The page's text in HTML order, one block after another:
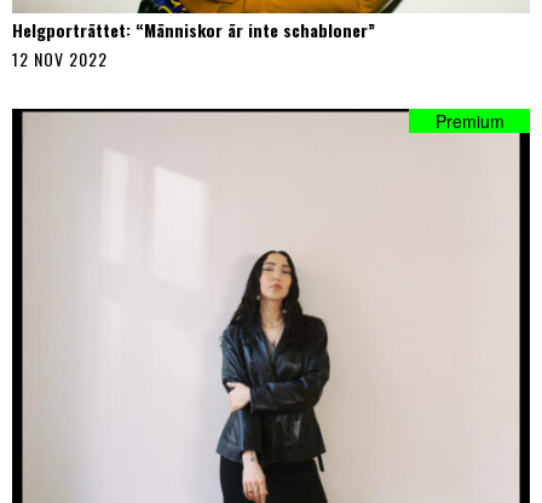
Helgporträttet: “Människor är inte schabloner”
12 NOV 2022